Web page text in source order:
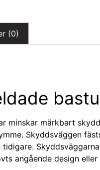
(0)
minskar märkbart
Skyddsväggen
angående design